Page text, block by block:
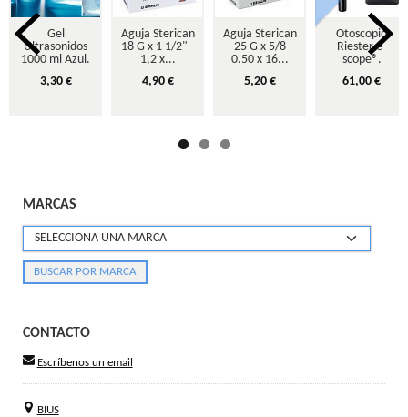
MARCAS
CONTACTO
Escríbenos un email
BIUS
Gel
Ultrasonidos
1000 ml Azul.
3,30 €
Aguja Sterican
18 G x 1 1/2" -
1,2 x...
4,90 €
Aguja Sterican
25 G x 5/8
0.50 x 16...
5,20 €
Otoscopio
Riester e-
scope®.
61,00 €